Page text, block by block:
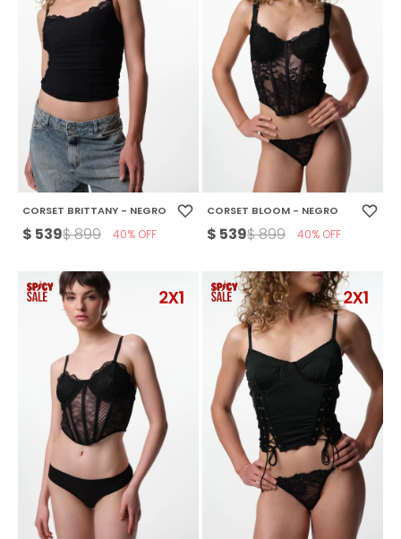
CORSET BRITTANY - NEGRO
$ 539$899 40
CORSET BLOOM - NEGRO
$ 539$899 40